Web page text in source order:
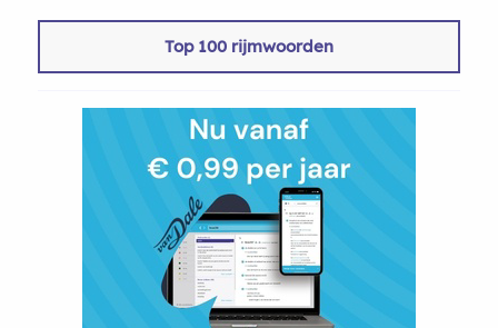
Top 100 rijmwoorden